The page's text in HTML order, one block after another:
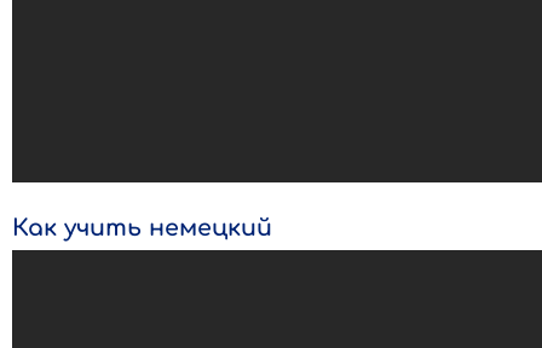
Как учить немецкий